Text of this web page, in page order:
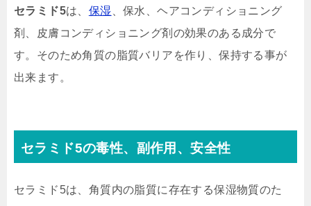
セラミド5は、 保湿 、保水、ヘアコンディショニング
剤、皮膚コンディショニング剤の効果のある成分で
す。そのため角質の脂質バリアを作り、保持する事が
出来ます。
セラミド5の毒性、副作用、安全性
セラミド5は、角質内の脂質に存在する保湿物質のた